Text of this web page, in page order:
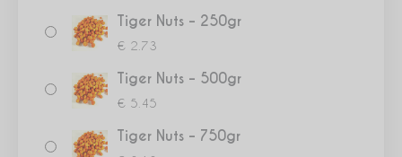
Tiger Nuts – 250gr
€ 2.73
Tiger Nuts – 500gr
€ 5.45
Tiger Nuts – 750gr